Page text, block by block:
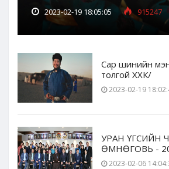
2023-02-19 18:05:05 915247
Сар шинийн
толгой ХХК/
2023-02-19
УРАН ҮГСИЙН
ӨМНӨГОВЬ -
2023-02-06